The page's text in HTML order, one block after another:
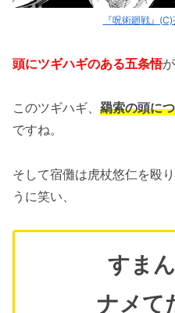
『呪術廻戦』
頭にツギハギのある五条悟
このツギハギ、 羂索の頭に
ですね。
そして宿儺は虎杖悠仁を殴
うに笑い、
すま
ナメて